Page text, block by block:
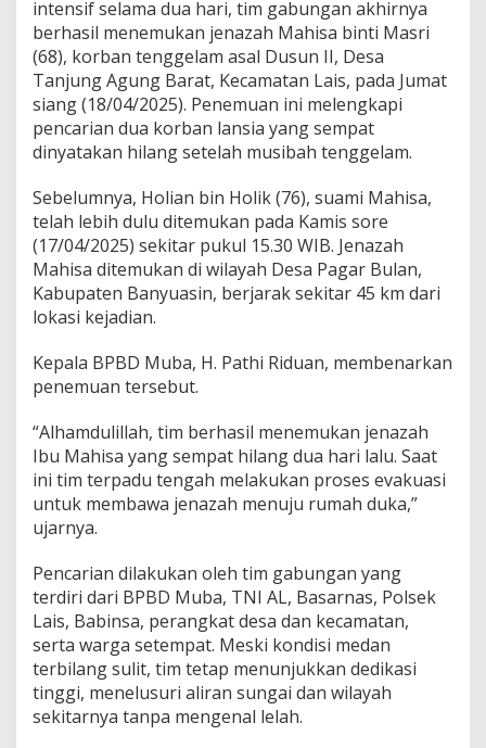
a
n
T
e
n
g
g
l
a
m
d
i
L
s
A
k
i
r
n
y
a
t
e
m
u
k
a
n
intensif selama dua hari, tim gabungan akhirnya
berhasil menemukan jenazah Mahisa binti Masri
(68), korban tenggelam asal Dusun II, Desa
Tanjung Agung Barat, Kecamatan Lais, pada Jumat
siang (18/04/2025). Penemuan ini melengkapi
pencarian dua korban lansia yang sempat
dinyatakan hilang setelah musibah tenggelam.
Sebelumnya, Holian bin Holik (76), suami Mahisa,
telah lebih dulu ditemukan pada Kamis sore
(17/04/2025) sekitar pukul 15.30 WIB. Jenazah
Mahisa ditemukan di wilayah Desa Pagar Bulan,
Kabupaten Banyuasin, berjarak sekitar 45 km dari
lokasi kejadian.
Kepala BPBD Muba, H. Pathi Riduan, membenarkan
penemuan tersebut.
“Alhamdulillah, tim berhasil menemukan jenazah
Ibu Mahisa yang sempat hilang dua hari lalu. Saat
ini tim terpadu tengah melakukan proses evakuasi
untuk membawa jenazah menuju rumah duka,”
ujarnya.
Pencarian dilakukan oleh tim gabungan yang
terdiri dari BPBD Muba, TNI AL, Basarnas, Polsek
Lais, Babinsa, perangkat desa dan kecamatan,
serta warga setempat. Meski kondisi medan
terbilang sulit, tim tetap menunjukkan dedikasi
tinggi, menelusuri aliran sungai dan wilayah
sekitarnya tanpa mengenal lelah.